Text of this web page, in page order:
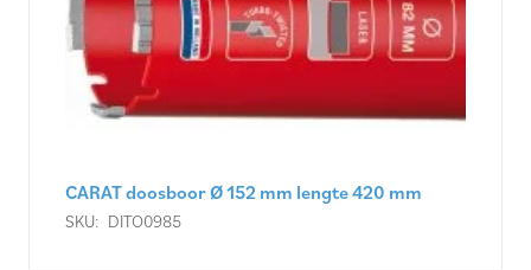
CARAT doosboor Ø 152 mm lengte 420 mm
SKU: DITO0985